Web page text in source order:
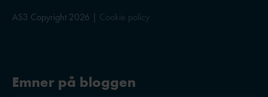
AS3 Copyright 2026 | Cookie policy
Emner på bloggen